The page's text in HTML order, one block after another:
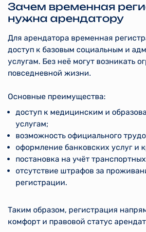
Зачем временная
нужна арендатору
Для арендатора временная
доступ к базовым социальным и
услугам. Без неё могут возникать
повседневной жизни.
Основные преимущества:
доступ к медицинским и
услугам;
возможность официального
оформление банковских услуг и
постановка на учёт
отсутствие штрафов за
регистрации.
Таким образом, регистрация
комфорт и правовой статус